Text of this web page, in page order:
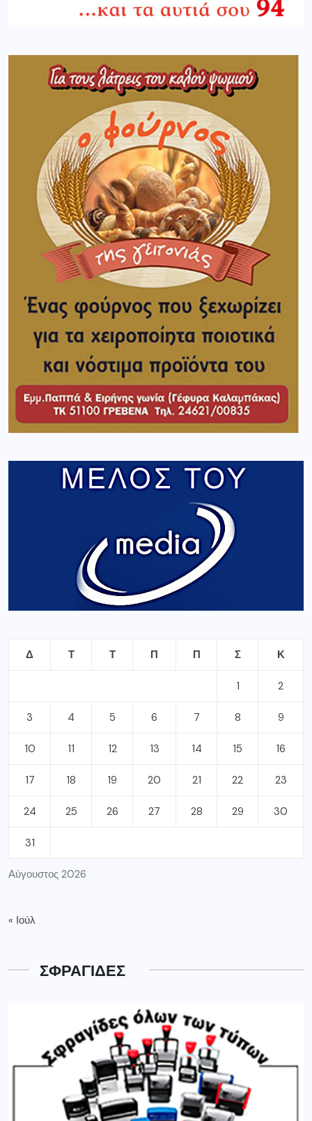
Αύγουστος 2026
Δ Τ Τ Π Π Σ Κ
1 2
3 4 5 6 7 8 9
10 11 12 13 14 15 16
17 18 19 20 21 22 23
24 25 26 27 28 29 30
31
« Ιούλ
ΣΦΡΑΓΙΔΕΣ